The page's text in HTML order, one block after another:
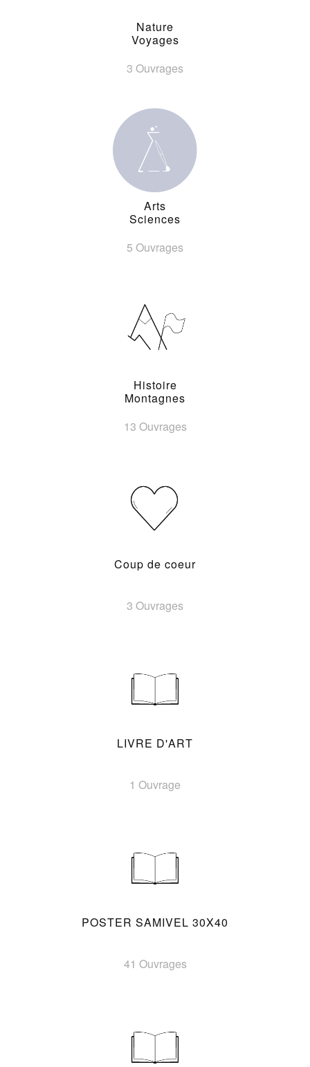
Nature
Voyages
3 Ouvrages
Arts
Sciences
5 Ouvrages
Histoire
Montagnes
13 Ouvrages
Coup de coeur
3 Ouvrages
LIVRE D'ART
1 Ouvrage
POSTER SAMIVEL 30X40
41 Ouvrages